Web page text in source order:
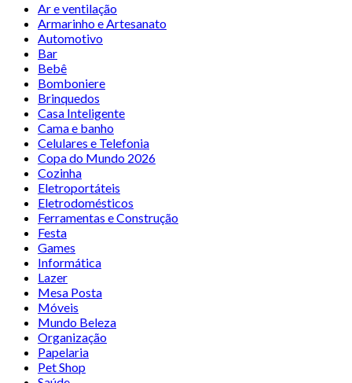
Ar e ventilação
Armarinho e Artesanato
Automotivo
Bar
Bebê
Bomboniere
Brinquedos
Casa Inteligente
Cama e banho
Celulares e Telefonia
Copa do Mundo 2026
Cozinha
Eletroportáteis
Eletrodomésticos
Ferramentas e Construção
Festa
Games
Informática
Lazer
Mesa Posta
Móveis
Mundo Beleza
Organização
Papelaria
Pet Shop